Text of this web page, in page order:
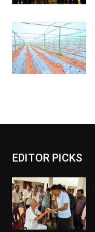
EDITOR PICKS